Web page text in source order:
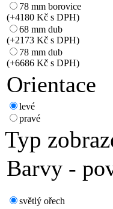
78 mm borovice
(+4180 Kč s DPH)
68 mm dub
(+2173 Kč s DPH)
78 mm dub
(+6686 Kč s DPH)
Orientace
levé
pravé
Typ
Barvy -
světlý ořech